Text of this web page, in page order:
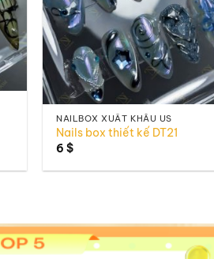
NAILBOX XUẤT KHẨU US
Nails box thiết kế DT21
6$